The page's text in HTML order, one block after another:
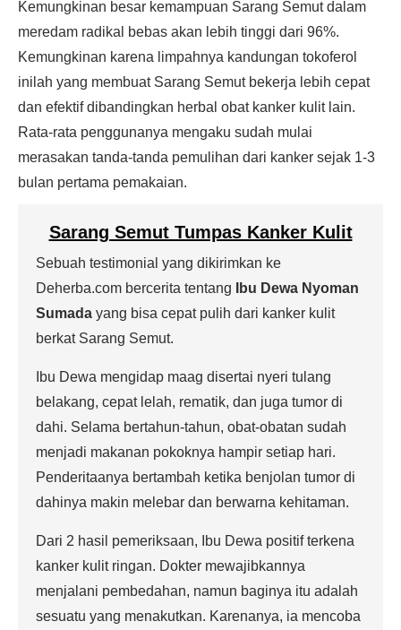
Kemungkinan besar kemampuan Sarang Semut dalam
meredam radikal bebas akan lebih tinggi dari 96%.
Kemungkinan karena limpahnya kandungan tokoferol
inilah yang membuat Sarang Semut bekerja lebih cepat
dan efektif dibandingkan herbal obat kanker kulit lain.
Rata-rata penggunanya mengaku sudah mulai
merasakan tanda-tanda pemulihan dari kanker sejak 1-3
bulan pertama pemakaian.
Sarang Semut Tumpas Kanker Kulit
Sebuah testimonial yang dikirimkan ke
Deherba.com bercerita tentang
Ibu Dewa Nyoman
Sumada yang bisa cepat pulih dari kanker kulit
berkat Sarang Semut.
Ibu Dewa mengidap maag disertai nyeri tulang
belakang, cepat lelah, rematik, dan juga tumor di
dahi. Selama bertahun-tahun, obat-obatan sudah
menjadi makanan pokoknya hampir setiap hari.
Penderitaanya bertambah ketika benjolan tumor di
dahinya makin melebar dan berwarna kehitaman.
Dari 2 hasil pemeriksaan, Ibu Dewa positif terkena
kanker kulit ringan. Dokter mewajibkannya
menjalani pembedahan, namun baginya itu adalah
sesuatu yang menakutkan. Karenanya, ia mencoba